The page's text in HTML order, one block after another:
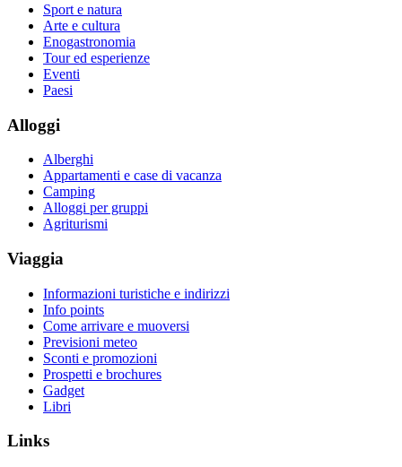
Sport e natura
Arte e cultura
Enogastronomia
Tour ed esperienze
Eventi
Paesi
Alloggi
Alberghi
Appartamenti e case di vacanza
Camping
Alloggi per gruppi
Agriturismi
Viaggia
Informazioni turistiche e indirizzi
Info points
Come arrivare e muoversi
Previsioni meteo
Sconti e promozioni
Prospetti e brochures
Gadget
Libri
Links